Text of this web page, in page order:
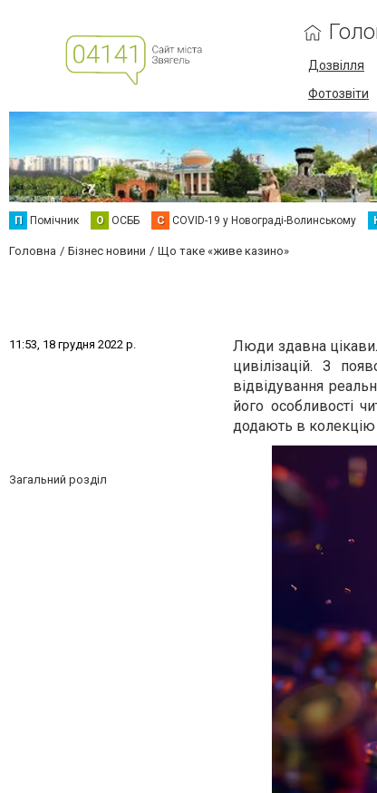
Дозвілля
Фотозвіти
П Помічник О ОСББ C COVID-19 у Новограді-Волинському
Головна Бізнес новини Що таке «живе казино»
1 1 :53, 18 грудня 2022 р.
Загальний розділ
Люди здавна
цивілізацій. З
відвідування
його особливості
додають в колекцію